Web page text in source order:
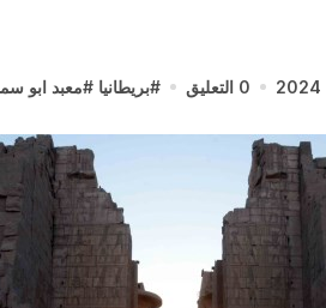
0 التعليق #بريطانيا #معبد ابو